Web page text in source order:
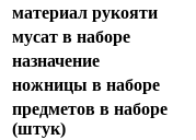
материал рукояти
мусат в наборе
назначение
ножницы в наборе
предметов в наборе
(штук)